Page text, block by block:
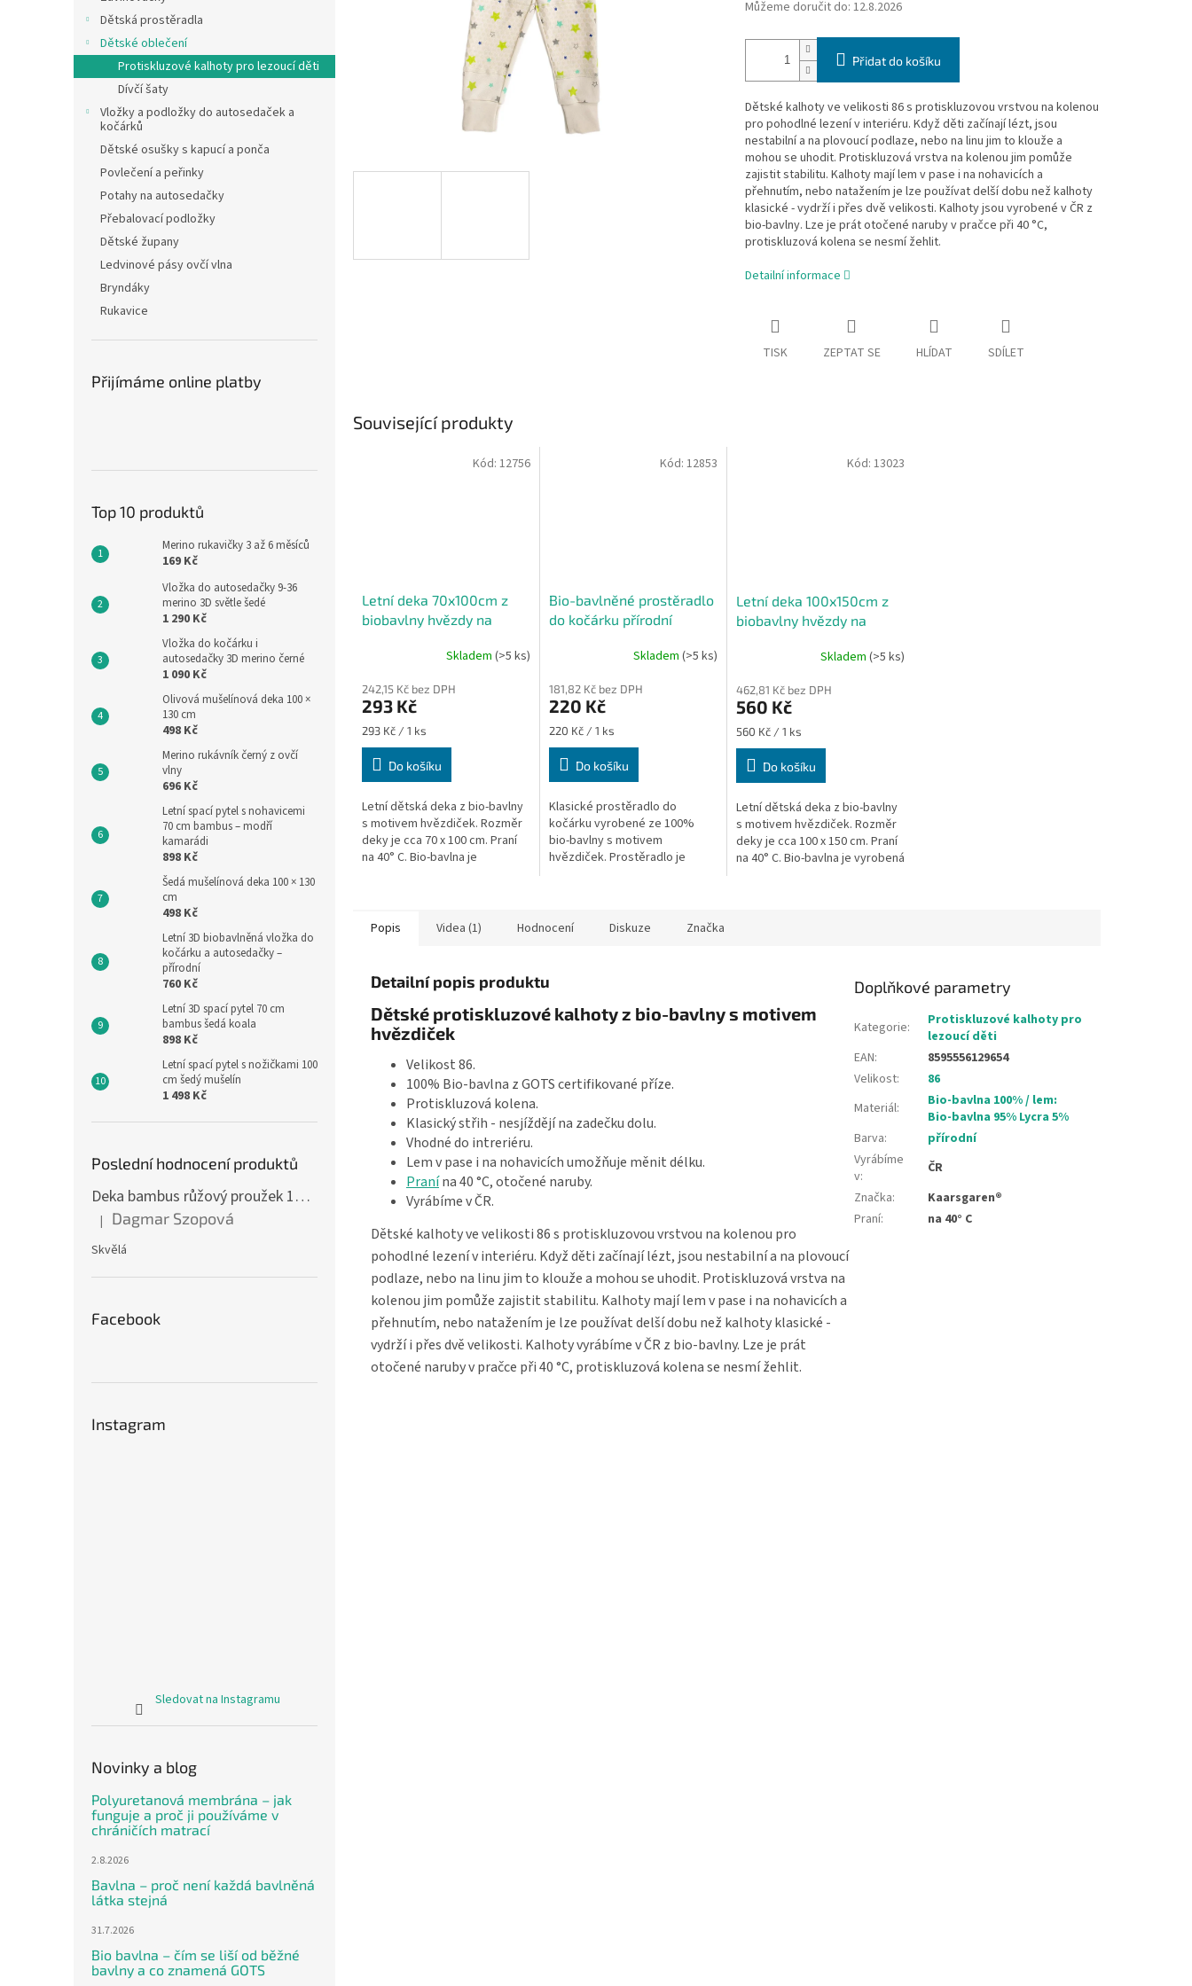
l
Dětská prostěradla
Dětské oblečení
Protiskluzové kalhoty pro lezoucí děti
Dívčí šaty
Vložky a podložky do autosedaček a
kočárků
Dětské osušky s kapucí a ponča
Povlečení a peřinky
Potahy na autosedačky
Přebalovací podložky
Dětské župany
Ledvinové pásy ovčí vlna
Bryndáky
Rukavice
Přijímáme online platby
Top 10 produktů
Merino rukavičky 3 až 6 měsíců
169 Kč
Vložka do autosedačky 9-36
merino 3D světle šedé
1 290 Kč
Vložka do kočárku i
autosedačky 3D merino černé
1 090 Kč
Olivová mušelínová deka 100 ×
130 cm
498 Kč
Merino rukávník černý z ovčí
vlny
696 Kč
Letní spací pytel s nohavicemi
70 cm bambus – modří
kamarádi
898 Kč
Šedá mušelínová deka 100 × 130
cm
498 Kč
Letní 3D biobavlněná vložka do
kočárku a autosedačky –
přírodní
760 Kč
Letní 3D spací pytel 70 cm
bambus šedá koala
898 Kč
Letní spací pytel s nožičkami 100
cm šedý mušelín
1 498 Kč
Poslední hodnocení produktů
Deka bambus růžový proužek 160 x 200 cm
Hodnocení produktu je 5 z 5 hvězdiček.
| Dagmar Szopová
Skvělá
Facebook
Instagram
Sledovat na Instagramu
Novinky a blog
Polyuretanová membrána – jak
funguje a proč ji používáme v
chráničích matrací
2.8.2026
Bavlna – proč není každá bavlněná
látka stejná
31.7.2026
Bio bavlna – čím se liší od běžné
bavlny a co znamená GOTS
Můžeme doručit do: 12.8.2026
Přidat do košíku
Dětské kalhoty ve velikosti 86 s protiskluzovou vrstvou na kolenou
pro pohodlné lezení v interiéru. Když děti začínají lézt, jsou
nestabilní a na plovoucí podlaze, nebo na linu jim to klouže a
mohou se uhodit. Protiskluzová vrstva na kolenou jim pomůže
zajistit stabilitu. Kalhoty mají lem v pase i na nohavicích a
přehnutím, nebo natažením je lze používat delší dobu než kalhoty
klasické - vydrží i přes dvě velikosti. Kalhoty jsou vyrobené v ČR z
bio-bavlny. Lze je prát otočené naruby v pračce při 40 °C,
protiskluzová kolena se nesmí žehlit.
Detailní informace
TISK ZEPTAT SE HLÍDAT SDÍLET
Související produkty
Letní deka 70x100cm z
biobavlny hvězdy na
Skladem (>5 ks)
242,15 Kč bez DPH
293 Kč
Měrná
cena:
293 Kč / 1 ks
Do košíku
Letní dětská deka z bio-bavlny
s motivem hvězdiček. Rozměr
deky je cca 70 x 100 cm. Praní
na 40° C. Bio-bavlna je
Kód: 12756
Bio-bavlněné prostěradlo
do kočárku přírodní
Skladem (>5 ks)
181,82 Kč bez DPH
220 Kč
Měrná
cena:
220 Kč / 1 ks
Do košíku
Klasické prostěradlo do
kočárku vyrobené ze 100%
bio-bavlny s motivem
hvězdiček. Prostěradlo je
Kód: 12853
Letní deka 100x150cm z
biobavlny hvězdy na
Skladem(>5 ks)
462,81 Kč bez DPH
560 Kč
Měrná
cena:
560 Kč / 1 ks
Do košíku
Letní dětská deka z bio-bavlny
s motivem hvězdiček. Rozměr
deky je cca 100 x 150 cm. Praní
na 40° C. Bio-bavlna je vyrobená
Kód:13023
Popis Videa (1) Hodnocení Diskuze Značka
Detailní popis produktu
Dětské protiskluzové kalhoty z bio-bavlny s motivem
hvězdiček
Velikost 86.
100% Bio-bavlna z GOTS certifikované příze.
Protiskluzová kolena.
Klasický střih - nesjíždějí na zadečku dolu.
Vhodné do intreriéru.
Lem v pase i na nohavicích umožňuje měnit délku.
Pranína 40 °C, otočené naruby.
Vyrábíme v ČR.
Dětské kalhoty ve velikosti 86 s protiskluzovou vrstvou na kolenou pro
pohodlné lezení v interiéru. Když děti začínají lézt, jsou nestabilní a na plovoucí
podlaze, nebo na linu jim to klouže a mohou se uhodit. Protiskluzová vrstva na
kolenou jim pomůže zajistit stabilitu. Kalhoty mají lem v pase i na nohavicích a
přehnutím, nebo natažením je lze používat delší dobu než kalhoty klasické -
vydrží i přes dvě velikosti. Kalhoty vyrábíme v ČR z bio-bavlny. Lze je prát
otočené naruby v pračce při 40 °C, protiskluzová kolena se nesmí žehlit.
Doplňkové parametry
Kategorie:
Protiskluzové kalhoty pro
lezoucí děti
EAN:
8595556129654
Velikost:
86
Materiál:
Bio-bavlna 100% / lem:
Bio-bavlna 95% Lycra 5%
Barva:
přírodní
Vyrábíme
v:
ČR
Značka:
Kaarsgaren®
Praní: na 40° C